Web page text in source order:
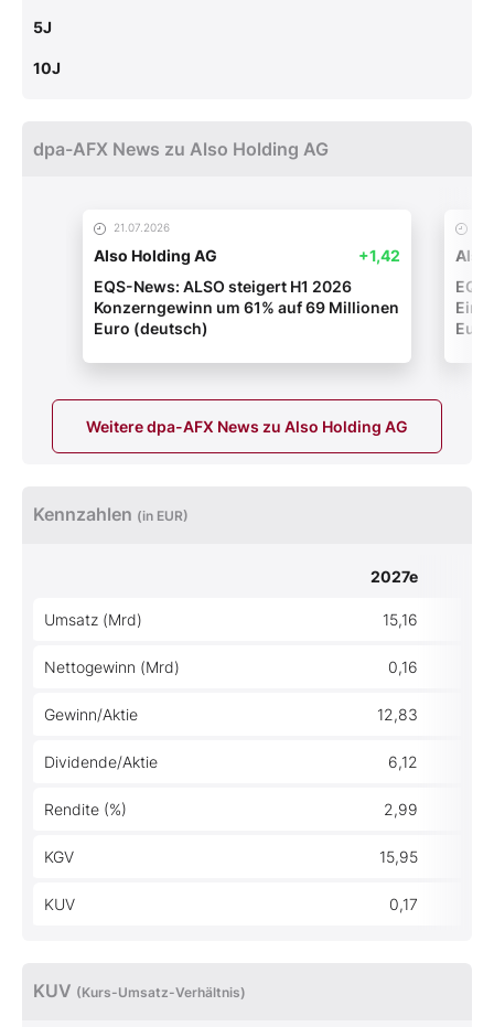
5J
10J
dpa-AFX News zu Also Holding AG
21.07.2026
Also Holding AG
+1,42
EQS-News: ALSO steigert H1 2026
Konzerngewinn um 61% auf 69 Millionen
Euro (deutsch)
Also
Weitere dpa-AFX News zu Also Holding AG
Kennzahlen (in EUR)
2027e
Umsatz (Mrd) 15,16
Nettogewinn (Mrd) 0,16
Gewinn/Aktie 12,83
Dividende/Aktie 6,12
Rendite (%) 2,99
KGV 15,95
KUV 0,17
KUV (Kurs-Umsatz-Verhältnis)